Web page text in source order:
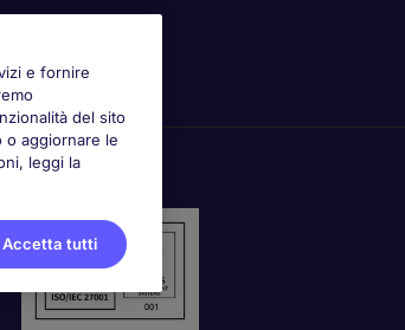
e fornire
del sito
o aggiornare le
leggi la
Accetta tutti